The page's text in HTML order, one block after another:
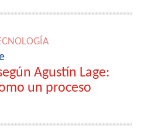
Agustín Lage:
un proceso